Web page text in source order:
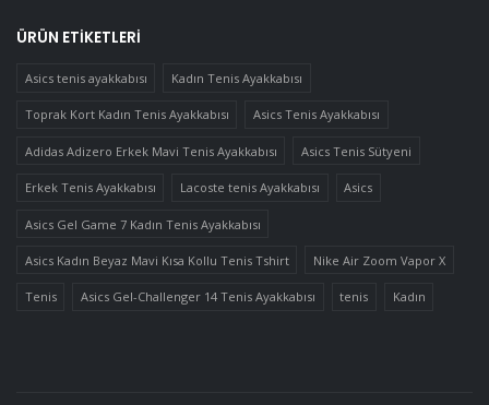
ÜRÜN ETIKETLERI
Asics tenis ayakkabısı Kadın Tenis Ayakkabısı
Toprak Kort Kadın Tenis Ayakkabısı Asics Tenis Ayakkabısı
Adidas Adizero Erkek Mavi Tenis Ayakkabısı Asics Tenis Sütyeni
Erkek Tenis Ayakkabısı Lacoste tenis Ayakkabısı Asics
Asics Gel Game 7 Kadın Tenis Ayakkabısı
Asics Kadın Beyaz Mavi Kısa Kollu Tenis Tshirt Nike Air Zoom Vapor X
Tenis Asics Gel-Challenger 14 Tenis Ayakkabısı tenis Kadın